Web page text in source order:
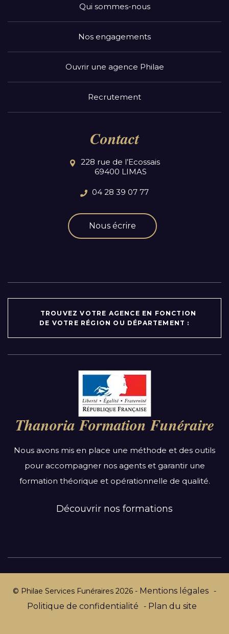
Qui sommes-nous
Nos engagements
Ouvrir une agence Philae
Recrutement
Contact
228 rue de l’Ecossais
69400 LIMAS
04 28 39 07 77
Nous écrire
TROUVEZ VOTRE AGENCE EN FONCTION
DE VOTRE RÉGION OU DÉPARTEMENT :
Auvergne-Rhône-Alpes
Bourgogne-Franche-Comté
Bretagne
Centre-Val de Loire
Grand Est
Hauts-de-France
Normandie
Par département :
Thanoria Formation Funéraire
Nous avons mis en place une méthode et des outils
pour accompagner nos agents et garantir une
formation théorique et opérationnelle de qualité.
Découvrir nos formations
© Philae Services Funéraires 2026 - Mentions légales -
Politique de confidentialité - Plan du site